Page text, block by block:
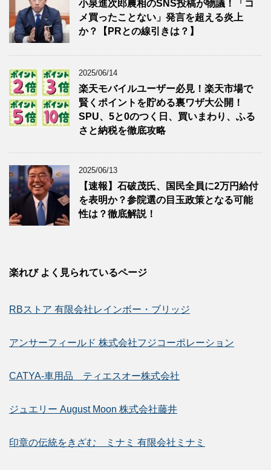
小泉進次郎農相のSNS投稿が物議！「コ
メ買ったことない」発言を超える炎上
か？【PRとの線引きは？】
2025/06/14
楽天モバイルユーザー必見！楽天市場で
賢くポイントを貯める裏ワザ大公開！
SPU、5と0のつく日、買いまわり、ふる
さと納税を徹底攻略
2025/06/13
【速報】石破茂氏、国民全員に2万円給付
を表明か？参院選の目玉政策となる可能
性は？徹底解説！
楽れび よく見られているページ
RBストア 有限会社レインボー・ブリッジ
アンサーフィールド 株式会社フジコーポレーション
CATYA-車用品 ティエスオー株式会社
ジュエリー August Moon 株式会社藤井
印章の伝統をきざむ ミナミ 有限会社ミナミ